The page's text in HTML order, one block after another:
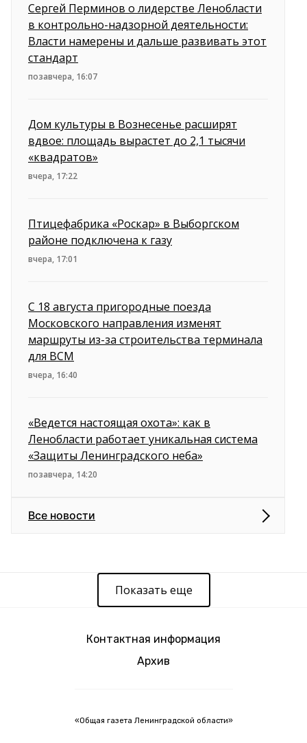
Сергей Перминов о лидерстве Ленобласти
в контрольно-надзорной деятельности:
Власти намерены и дальше развивать этот
стандарт
позавчера, 16:07
Дом культуры в Вознесенье расширят
вдвое: площадь вырастет до 2,1 тысячи
«квадратов»
вчера, 17:22
Птицефабрика «Роскар» в Выборгском
районе подключена к газу
вчера, 17:01
С 18 августа пригородные поезда
Московского направления изменят
маршруты из-за строительства терминала
для ВСМ
вчера, 16:40
«Ведется настоящая охота»: как в
Ленобласти работает уникальная система
«Защиты Ленинградского неба»
позавчера, 14:20
Все новости
Показать еще
Контактная информация
Архив
«Общая газета Ленинградской области»